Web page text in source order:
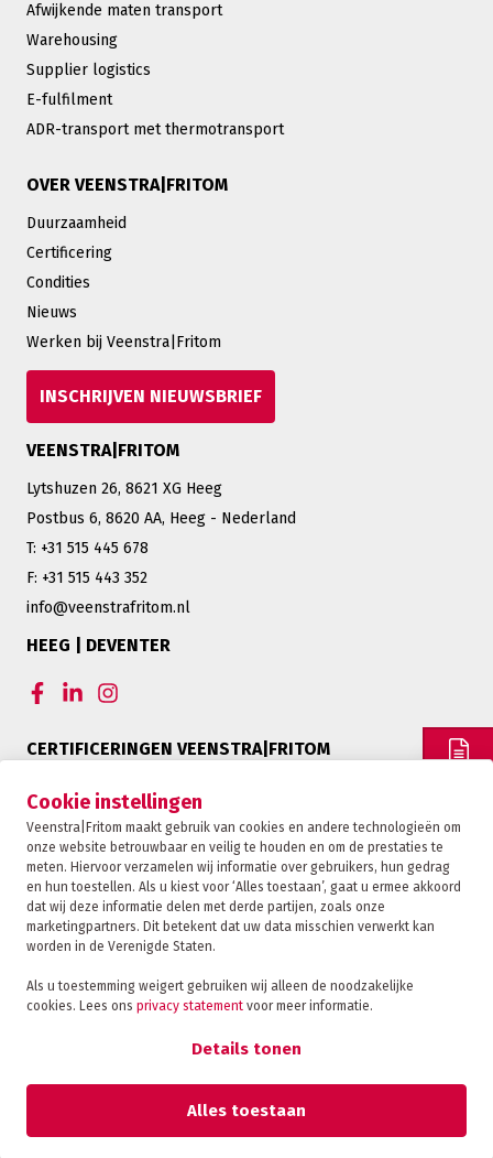
Cookie instellingen
Veenstra|Fritom maakt gebruik van cookies en andere technologieën om
onze website betrouwbaar en veilig te houden en om de prestaties te
meten. Hiervoor verzamelen wij informatie over gebruikers, hun gedrag
en hun toestellen. Als u kiest voor ‘Alles toestaan’, gaat u ermee akkoord
dat wij deze informatie delen met derde partijen, zoals onze
marketingpartners. Dit betekent dat uw data misschien verwerkt kan
worden in de Verenigde Staten.
Als u toestemming weigert gebruiken wij alleen de noodzakelijke
cookies. Lees onsprivacy statement voor meer informatie.
Details tonen
Alles toestaan
CONTACT
Afwijkende maten transport
Warehousing
Supplier logistics
E-fulfilment
ADR-transport met thermotransport
OVER VEENSTRA|FRITOM
Duurzaamheid
Certificering
Condities
Nieuws
Werken bij Veenstra|Fritom
INSCHRIJVEN NIEUWSBRIEF
VEENSTRA|FRITOM
Lytshuzen 26, 8621 XG Heeg
Postbus 6, 8620 AA, Heeg - Nederland
T: +31 515 445 678
F: +31 515 443 352
info@veenstrafritom.nl
HEEG | DEVENTER
CERTIFICERINGEN VEENSTRA|FRITOM
Veenstra|Fritom is onderdeel van de Fritom Group
Privacybeleid